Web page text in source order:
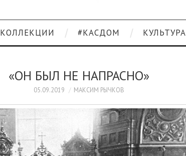
КОЛЛЕКЦИИ #КАСДОМ КУЛЬТУРА
«ОН БЫЛ НЕ НАПРАСНО»
05.09.2019 МАКСИМ РЫЧКОВ